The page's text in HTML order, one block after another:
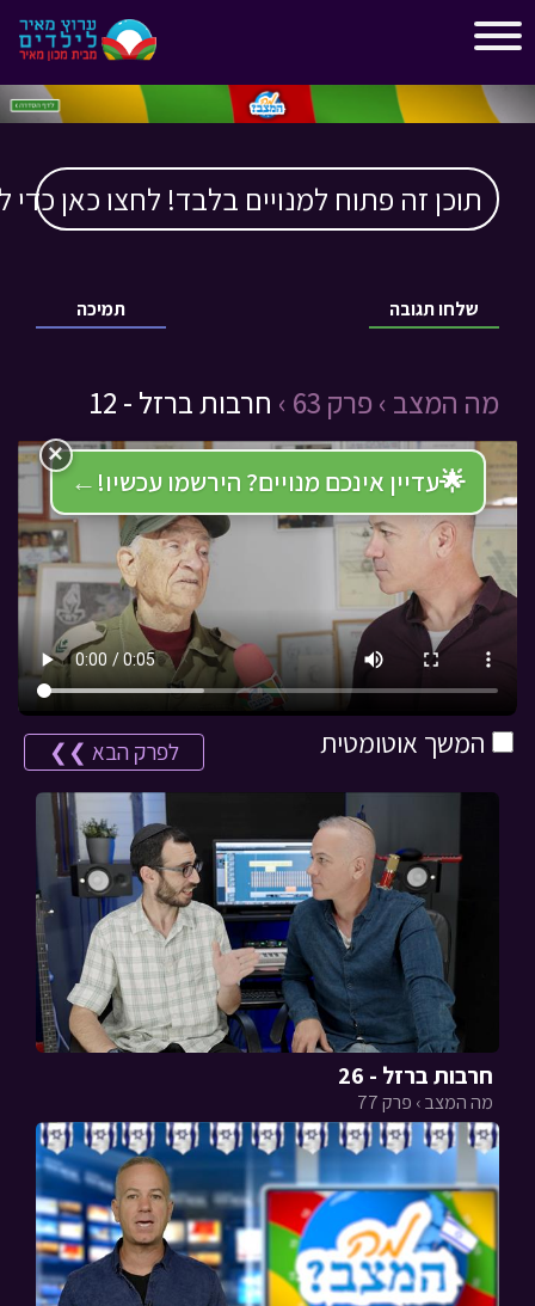
תוכן זה פתוח למנויים בלבד! לחצו כאן כדי
תמיכה שלחו תגובה
מה המצב › פרק 63 › חרבות ברזל - 12
🌟עדיין אינכם מנויים? הירשמו עכשיו! ←
×
המשך אוטומטית לפרק הבא ❯❯
חרבות ברזל - 26
מה המצב › פרק 77